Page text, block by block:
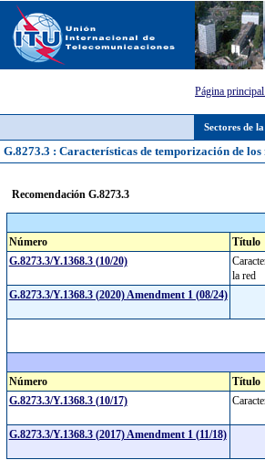
Sectores de
Página principal
G.8273.3 : Características de temporización de
Recomendación G.8273.3
Número
Título
G.8273.3/Y.1368.3 (10/20)
la red
G.8273.3/Y.1368.3 (2020) Amendment 1 (08/24)
Número
Título
G.8273.3/Y.1368.3 (10/17)
G.8273.3/Y.1368.3 (2017) Amendment 1 (11/18)